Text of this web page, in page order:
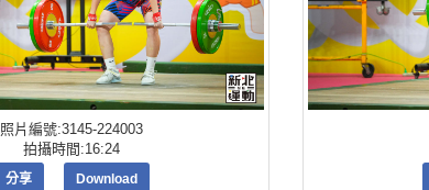
照片編號:3145-224003
拍攝時間:16:24
分享 Download